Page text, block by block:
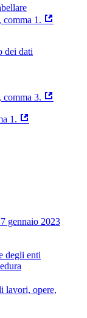
1.
dei dati
3.
1.
gennaio 2023
degli enti
lavori, opere,